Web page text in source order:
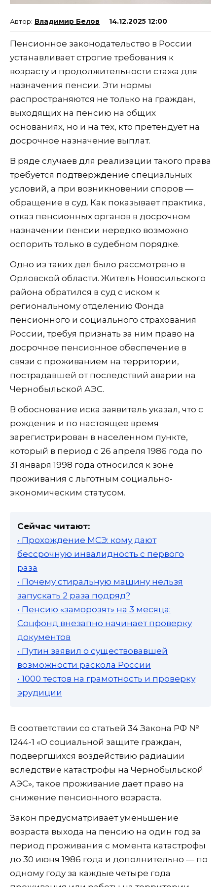
Владимир Белов 14.12.2025 12:00
Пенсионное законодательство в России
устанавливает строгие требования к
возрасту и продолжительности стажа для
назначения пенсии. Эти нормы
распространяются не только на граждан,
выходящих на пенсию на общих
основаниях, но и на тех, кто претендует на
досрочное назначение выплат.
В ряде случаев для реализации такого права
требуется подтверждение специальных
условий, а при возникновении споров —
обращение в суд. Как показывает практика,
отказ пенсионных органов в досрочном
назначении пенсии нередко возможно
оспорить только в судебном порядке.
Одно из таких дел было рассмотрено в
Орловской области. Житель Новосильского
района обратился в суд с иском к
региональному отделению Фонда
пенсионного и социального страхования
России, требуя признать за ним право на
досрочное пенсионное обеспечение в
связи с проживанием на территории,
пострадавшей от последствий аварии на
Чернобыльской АЭС.
В обоснование иска заявитель указал, что с
рождения и по настоящее время
зарегистрирован в населенном пункте,
который в период с 26 апреля 1986 года по
31 января 1998 года относился к зоне
проживания с льготным социально-
экономическим статусом.
Сейчас читают:
• Прохождение МСЭ: кому дают
бессрочную инвалидность с первого
раза
• Почему стиральную машину нельзя
запускать 2 раза подряд?
• Пенсию «заморозят» на 3 месяца:
Соцфонд внезапно начинает проверку
документов
• Путин заявил о существовавшей
возможности раскола России
• 1000 тестов на грамотность и проверку
эрудиции
В соответствии со статьей 34 Закона РФ №
1244-1 «О социальной защите граждан,
подвергшихся воздействию радиации
вследствие катастрофы на Чернобыльской
АЭС», такое проживание дает право на
снижение пенсионного возраста.
Закон предусматривает уменьшение
возраста выхода на пенсию на один год за
период проживания с момента катастрофы
до 30 июня 1986 года и дополнительно — по
одному году за каждые четыре года